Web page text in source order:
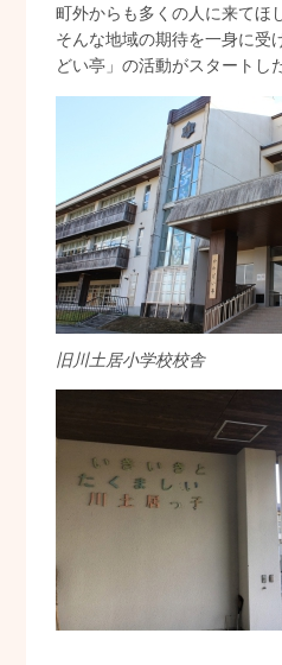
町外からも多くの人に来てほ
そんな地域の期待を一身に受
どい亭」の活動がスタートした
旧川土居小学校校舎